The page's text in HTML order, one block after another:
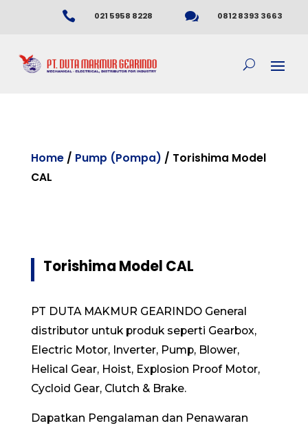
 021 5958 8228  0812 8393 3663
Home/ Pump (Pompa) / Torishima Model
CAL
Torishima Model CAL
PT DUTA MAKMUR GEARINDO General
distributor untuk produk seperti Gearbox,
Electric Motor, Inverter, Pump, Blower,
Helical Gear, Hoist, Explosion Proof Motor,
Cycloid Gear, Clutch & Brake.
Dapatkan Pengalaman dan Penawaran